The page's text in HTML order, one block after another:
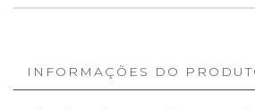
INFORMAÇÕES DO